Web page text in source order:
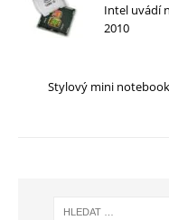
Intel uvádí
2010
Stylový mini notebook